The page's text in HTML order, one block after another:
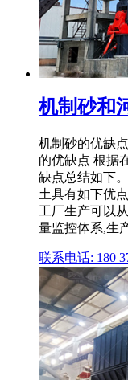
机制砂和
机制砂的优缺
的优缺点 根据
缺点总结如下
土具有如下优
工厂生产可以
量监控体系,生
联系电话: 180